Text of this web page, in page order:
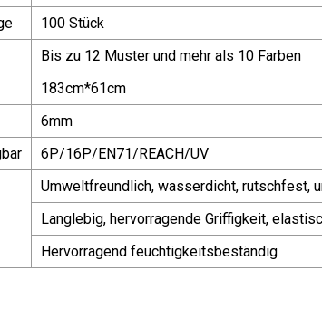
100 Stück
Bis zu 12 Muster und mehr als 10 Farben
183cm*61cm
6mm
6P/16P/EN71/REACH/UV
Umweltfreundlich, wasserdicht, rutschfest,
Langlebig, hervorragende Griffigkeit,
Hervorragend feuchtigkeitsbeständig